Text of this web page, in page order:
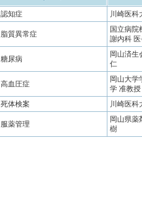
認知症 川崎医科
脂質異常症
国立病院
謝内科
糖尿病
岡山済生
仁
高血圧症
岡山大学
学 准教
死体検案 川崎医科
服薬管理
岡山県薬
樹